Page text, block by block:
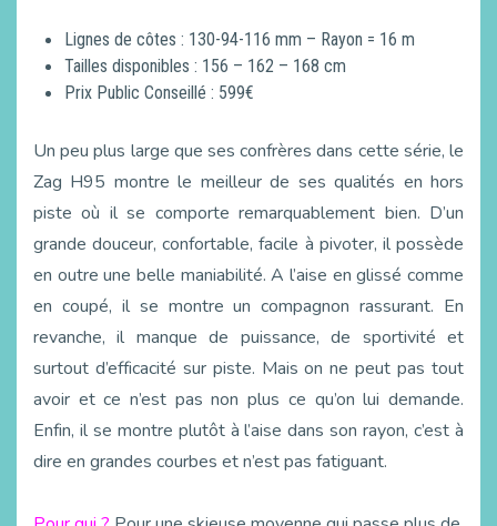
Lignes de côtes : 130-94-116 mm – Rayon = 16 m
Tailles disponibles : 156 – 162 – 168 cm
Prix Public Conseillé : 599€
Un peu plus large que ses confrères dans cette série, le
Zag H95 montre le meilleur de ses qualités en hors
piste où il se comporte remarquablement bien. D’un
grande douceur, confortable, facile à pivoter, il possède
en outre une belle maniabilité. A l’aise en glissé comme
en coupé, il se montre un compagnon rassurant. En
revanche, il manque de puissance, de sportivité et
surtout d’efficacité sur piste. Mais on ne peut pas tout
avoir et ce n’est pas non plus ce qu’on lui demande.
Enfin, il se montre plutôt à l’aise dans son rayon, c’est à
dire en grandes courbes et n’est pas fatiguant.